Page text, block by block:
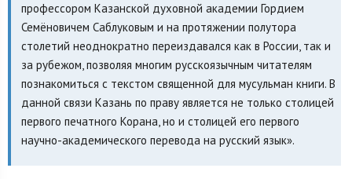
профессором Казанской духовной академии Гордием
Семёновичем Саблуковым и на протяжении полутора
столетий неоднократно переиздавался как в России, так и
за рубежом, позволяя многим русскоязычным читателям
познакомиться с текстом священной для мусульман книги. В
данной связи Казань по праву является не только столицей
первого печатного Корана, но и столицей его первого
научно-академического перевода на русский язык».